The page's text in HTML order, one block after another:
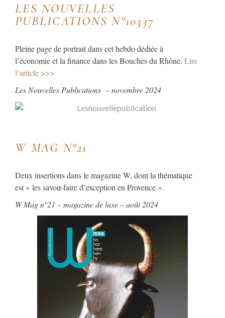
LES NOUVELLES
PUBLICATIONS N°10337
Pleine page de portrait dans cet hebdo dédiée à
l’économie et la finance dans les Bouches du Rhône. Lire
l’article >>>
Les Nouvelles Publications – novembre 2024
W MAG N°21
Deux insertions dans le magazine W, dont la thématique
est « les savoir-faire d’exception en Provence ».
W Mag n°21 – magazine de luxe – août 2024